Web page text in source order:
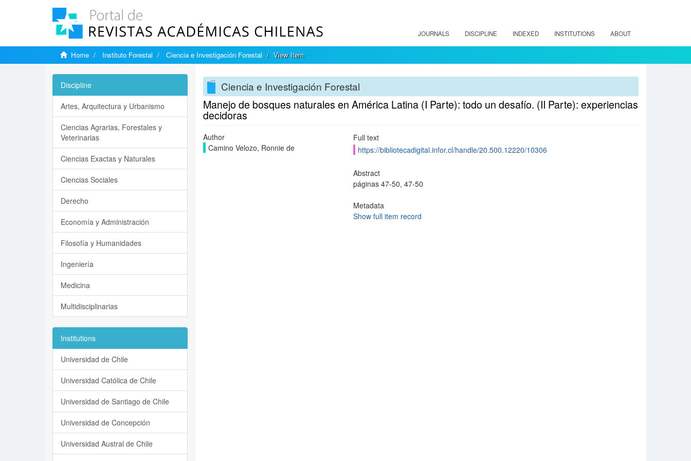
JOURNALS DISCIPLINE INDEXED INSTITUTIONS ABOUT
Home Instituto Forestal Ciencia e Investigación Forestal View Item
Ciencia e Investigación Forestal
Manejo de bosques naturales en América Latina (I Parte): todo un desafío. (II Parte): experiencias
decidoras
Author
Camino Velozo, Ronnie de
Full text
https://bibliotecadigital.infor.cl/handle/20.500.12220/10306
Abstract
páginas 47-50, 47-50
Metadata
Show full item record
Discipline
Artes, Arquitectura y Urbanismo
Ciencias Agrarias, Forestales y
Veterinarias
Ciencias Exactas y Naturales
Ciencias Sociales
Derecho
Economía y Administración
Filosofía y Humanidades
Ingeniería
Medicina
Multidisciplinarias
Institutions
Universidad de Chile
Universidad Católica de Chile
Universidad de Santiago de Chile
Universidad de Concepción
Universidad Austral de Chile